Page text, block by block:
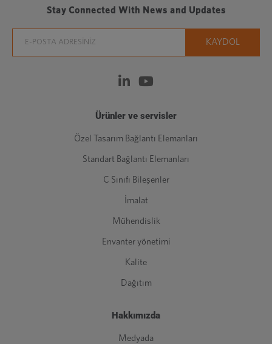
Stay Connected With News and Updates
Ürünler ve servisler
Özel Tasarım Bağlantı Elemanları
Standart Bağlantı Elemanları
C Sınıfı Bileşenler
İmalat
Mühendislik
Envanter yönetimi
Kalite
Dağıtım
Hakkımızda
Medyada